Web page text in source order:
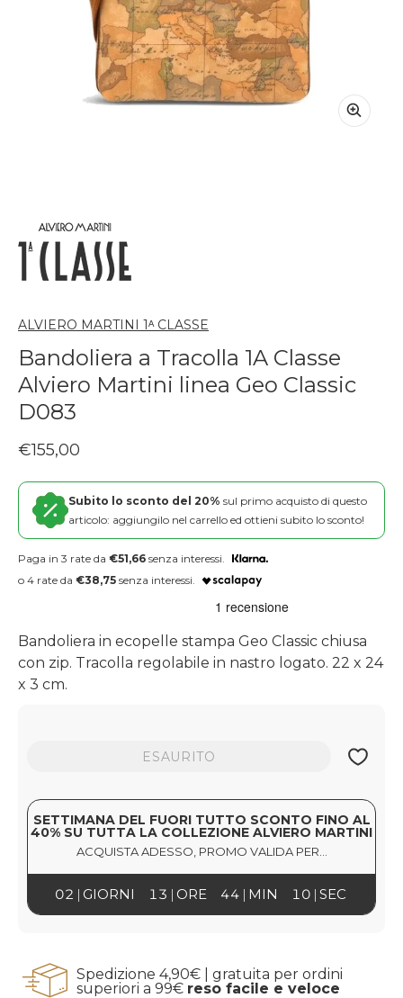
ALVIERO MARTINI 1ᴬ CLASSE
Bandoliera a Tracolla 1A Classe
Alviero Martini linea Geo Classic
D083
Prezzo regolare
€155,00
Subito lo sconto del 20% sul primo acquisto di questo
articolo: aggiungilo nel carrello ed ottieni subito lo sconto!
Paga in 3 rate da €51,66 senza interessi.
o 4 rate da €38,75 senza interessi.
Bandoliera in ecopelle stampa Geo Classic chiusa
con zip. Tracolla regolabile in nastro logato. 22 x 24
x 3 cm.
ESAURITO
SETTIMANA DEL FUORI TUTTO SCONTO FINO AL
40% SU TUTTA LA COLLEZIONE ALVIERO MARTINI
ACQUISTA ADESSO, PROMO VALIDA PER...
02 13 44 10
GIORNI ORE MIN SEC
Spedizione 4,90€ | gratuita per ordini
superiori a 99€ reso facile e veloce